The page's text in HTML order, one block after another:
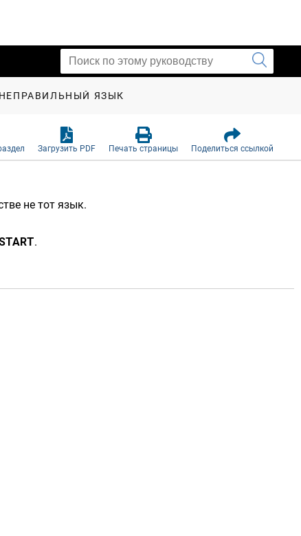
ЯЗЫК
Загрузить PDF Печать страницы Поделиться ссылкой
не тот язык.
.